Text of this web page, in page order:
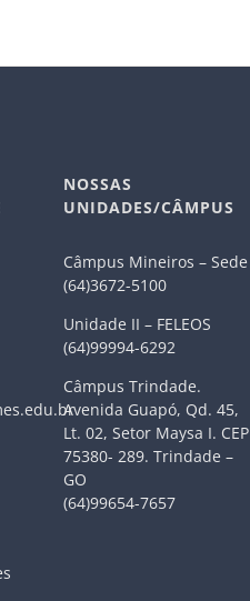
NOSSAS
UNIDADES/CÂMPUS
Câmpus Mineiros – Sede
(64)3672-5100
Unidade II – FELEOS
(64)99994-6292
Câmpus Trindade.
Avenida Guapó, Qd. 45,
Lt. 02, Setor Maysa I. CEP
75380- 289. Trindade –
GO
(64)99654-7657